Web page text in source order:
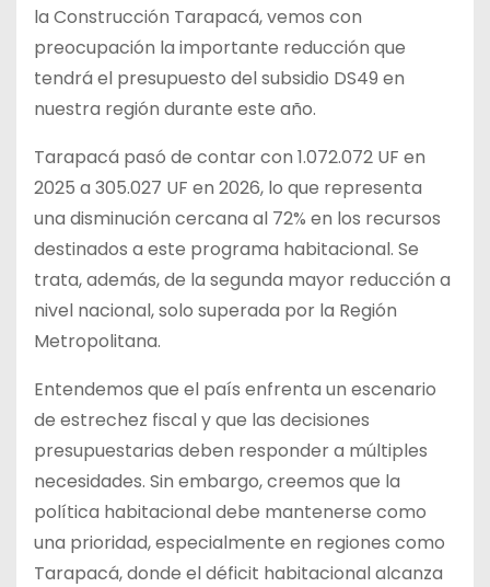
la Construcción Tarapacá, vemos con
preocupación la importante reducción que
tendrá el presupuesto del subsidio DS49 en
nuestra región durante este año.
Tarapacá pasó de contar con 1.072.072 UF en
2025 a 305.027 UF en 2026, lo que representa
una disminución cercana al 72% en los recursos
destinados a este programa habitacional. Se
trata, además, de la segunda mayor reducción a
nivel nacional, solo superada por la Región
Metropolitana.
Entendemos que el país enfrenta un escenario
de estrechez fiscal y que las decisiones
presupuestarias deben responder a múltiples
necesidades. Sin embargo, creemos que la
política habitacional debe mantenerse como
una prioridad, especialmente en regiones como
Tarapacá, donde el déficit habitacional alcanza